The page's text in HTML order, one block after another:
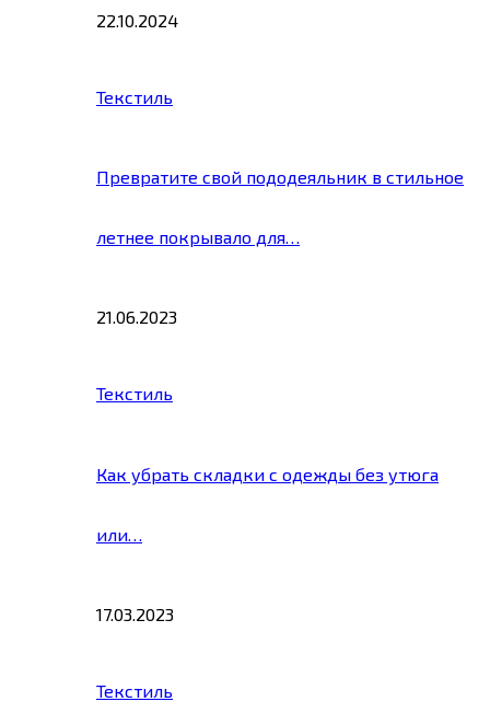
22.10.2024
Текстиль
Превратите свой пододеяльник в стильное
летнее покрывало для…
21.06.2023
Текстиль
Как убрать складки с одежды без утюга
или…
17.03.2023
Текстиль